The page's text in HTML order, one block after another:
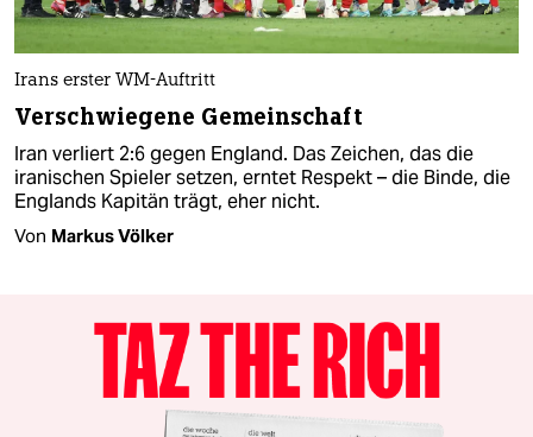
Irans erster WM-Auftritt
Verschwiegene Gemeinschaft
Iran verliert 2:6 gegen England. Das Zeichen, das die
iranischen Spieler setzen, erntet Respekt – die Binde, die
Englands Kapitän trägt, eher nicht.
Von Markus Völker